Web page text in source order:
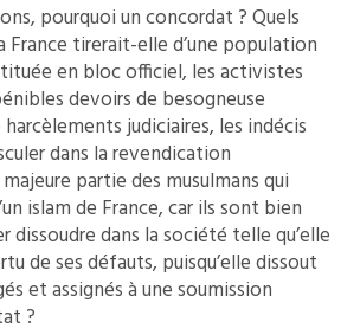
pourquoi un concordat ? Quels
France tirerait-elle d’une population
en bloc officiel, les activistes
devoirs de besogneuse
judiciaires, les indécis
dans la revendication
partie des musulmans qui
islam de France, car ils sont bien
dissoudre dans la société telle qu’elle
de ses défauts, puisqu’elle dissout
et assignés à une soumission
?